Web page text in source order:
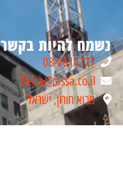
נשמח להיות בקשר
08-8614777
Tassa@tassa.co.il
מבוא חורון, ישראל